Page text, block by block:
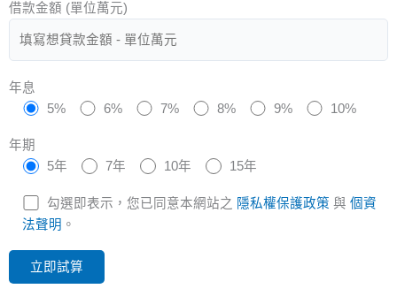
借款金額 (單位萬元)
年息
5%
6% 7% 8% 9% 10%
年期
5年
7年 10年 15年
勾選即表示，您已同意本網站之 隱私權保護政策 與 個資
法聲明 。